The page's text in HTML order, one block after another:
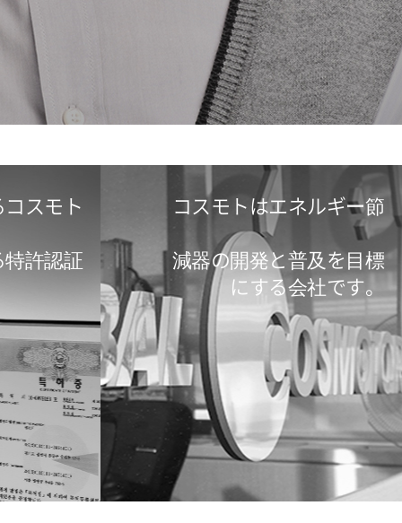
スモト
許認証
コスモトはエネルギー節
減器の開発と普及を目標
にする会社です。